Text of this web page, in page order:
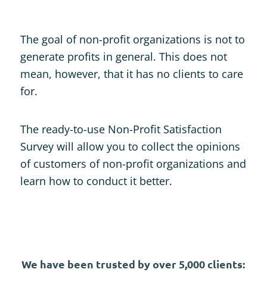
The goal of non-profit organizations is not to
generate profits in general. This does not
mean, however, that it has no clients to care
for.
The ready-to-use Non-Profit Satisfaction
Survey will allow you to collect the opinions
of customers of non-profit organizations and
learn how to conduct it better.
We have been trusted by over 5,000 clients: